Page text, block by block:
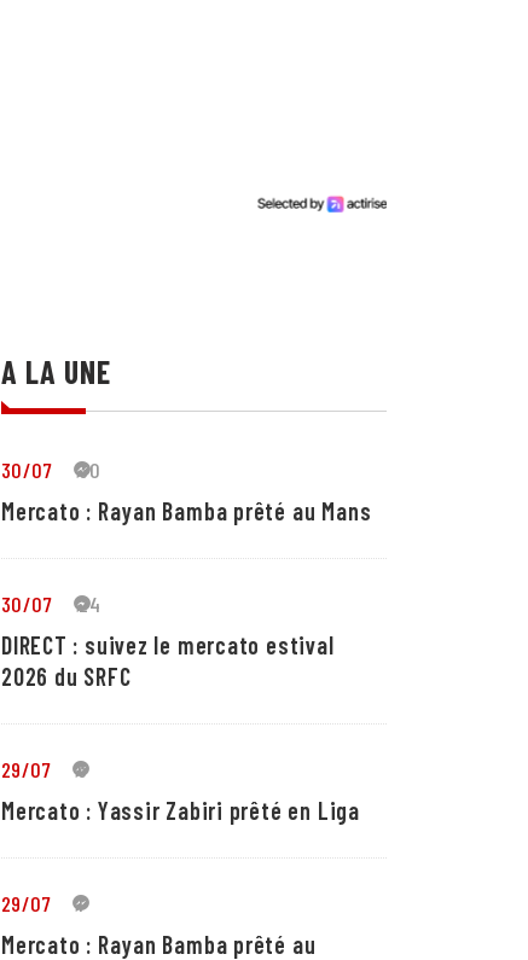
A LA UNE
30/07 30
Mercato : Rayan Bamba prêté au Mans
30/07 24
DIRECT : suivez le mercato estival
2026 du SRFC
29/07 5
Mercato : Yassir Zabiri prêté en Liga
29/07 1
Mercato : Rayan Bamba prêté au